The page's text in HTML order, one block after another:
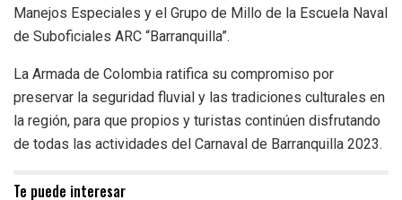
Manejos Especiales y el Grupo de Millo de la Escuela Naval
de Suboficiales ARC “Barranquilla”.
La Armada de Colombia ratifica su compromiso por
preservar la seguridad fluvial y las tradiciones culturales en
la región, para que propios y turistas continúen disfrutando
de todas las actividades del Carnaval de Barranquilla 2023.
Te puede interesar